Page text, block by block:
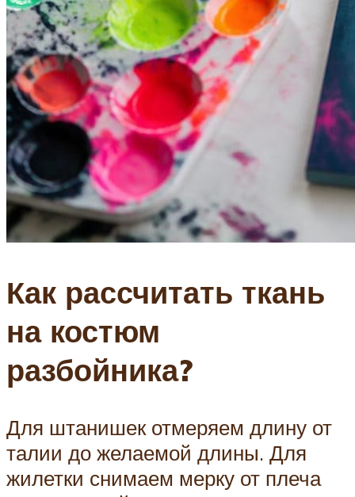
Как рассчитать ткань
на костюм
разбойника?
Для штанишек отмеряем длину от
талии до желаемой длины. Для
жилетки снимаем мерку от плеча